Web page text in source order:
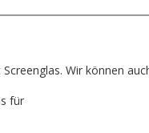
Wir können
für